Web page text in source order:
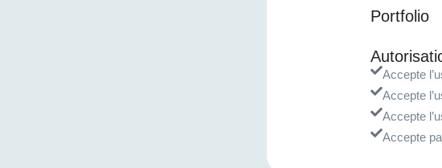
Portfolio
Accepte
Accepte
Accepte
Accepte